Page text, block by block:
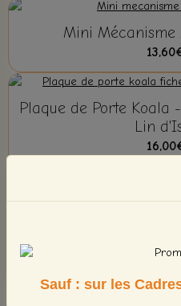
Mini
Plaque de Porte Koala - Fiche de Broderie - Le
Lin
NouveauSauf : sur les